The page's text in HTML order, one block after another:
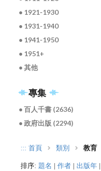
● 1921-1930
● 1931-1940
● 1941-1950
● 1951+
● 其他
專集
● 百人千書 (2636)
● 政府出版 (2294)
::: 首頁 類別 教育
排序: 題名 作者 出版年